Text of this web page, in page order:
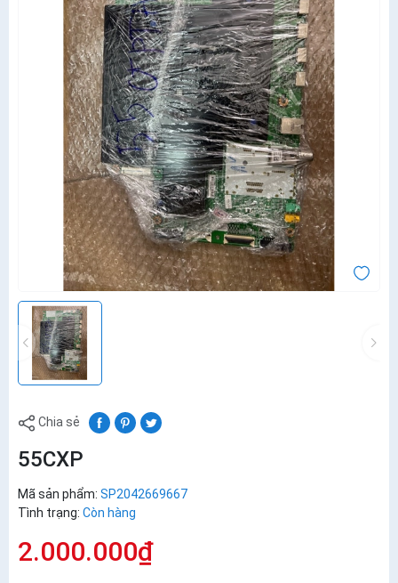
Chia sẻ
55CXP
Mã sản phẩm: SP2042669667
Tình trạng: Còn hàng
2.000.000₫